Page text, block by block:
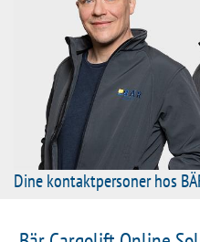
Dine kontaktpersoner hos